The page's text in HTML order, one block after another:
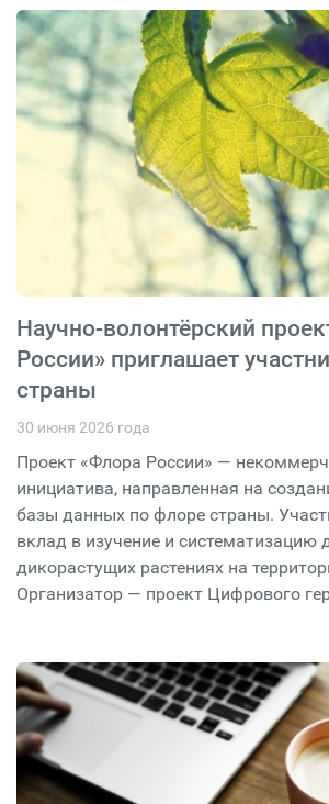
Научно-волонтёрский
России» приглашает
страны
30 июня 2026 года
Проект «Флора России» —
инициатива, направленная на
базы данных по флоре страны.
вклад в изучение и систематизацию
дикорастущих растениях на
Организатор — проект Цифрового